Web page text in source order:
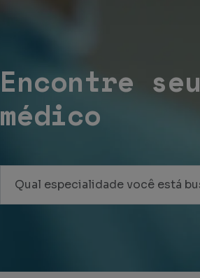
Encontre seu
médico